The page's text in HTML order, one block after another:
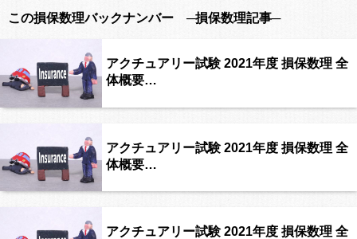
この損保数理バックナンバー ─損保数理記事─
アクチュアリー試験 2021年度 損保数理 全
体概要…
アクチュアリー試験 2021年度 損保数理 全
体概要…
アクチュアリー試験 2021年度 損保数理 全